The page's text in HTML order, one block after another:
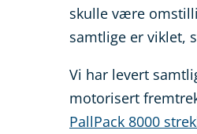
skulle være
samtlige er viklet,
Vi har levert
motorisert
PallPack 8000